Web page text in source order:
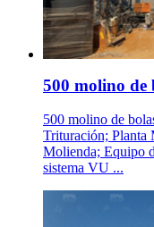
500 molino de
500 molino de
Trituración; Planta
Molienda; Equipo
sistema VU ...